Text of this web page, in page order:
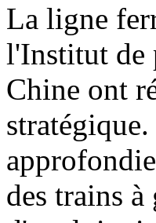
La ligne
l'Institut de
Chine ont
des trains à